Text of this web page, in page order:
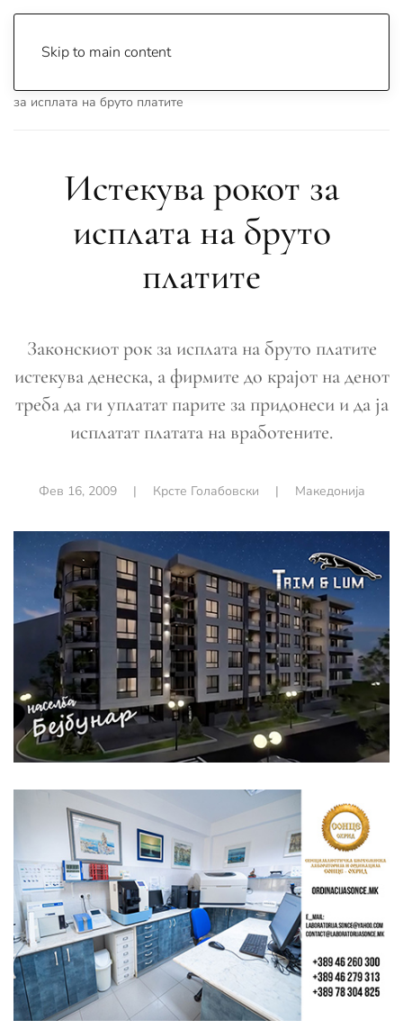
Skip to main content
за исплата на бруто платите
Истекува рокот за
исплата на бруто
платите
Законскиот рок за исплата на бруто платите
истекува денеска, а фирмите до крајот на денот
треба да ги уплатат парите за придонеси и да ја
исплатат платата на вработените.
Фев 16, 2009| Крсте Голабовски | Македонија